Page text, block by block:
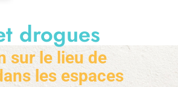
drogues
sur le lieu de
les espaces